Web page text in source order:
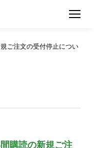
ご注文の受付停止につい
購読の新規ご注